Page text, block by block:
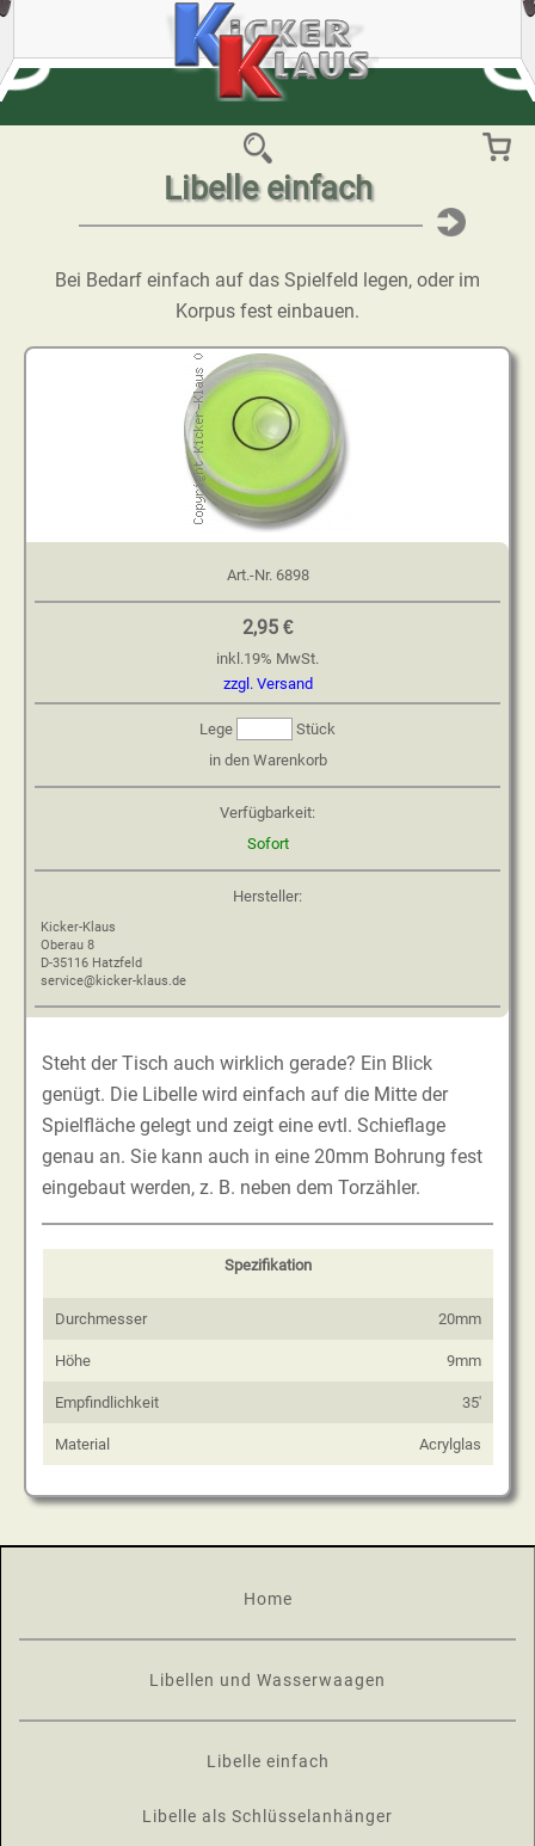
Libelle einfach
Bei Bedarf einfach auf das Spielfeld legen, oder im
Korpus fest einbauen.
Steht der Tisch auch wirklich gerade? Ein Blick
genügt. Die Libelle wird einfach auf die Mitte der
Spielfläche gelegt und zeigt eine evtl. Schieflage
genau an. Sie kann auch in eine 20mm Bohrung fest
eingebaut werden, z. B. neben dem Torzähler.
Spezifikation
Durchmesser 20mm
Höhe 9mm
Empfindlichkeit 35'
Material Acrylglas
Art.-Nr. 6898
2,95 €
inkl.19% MwSt.
zzgl. Versand
Lege
Stück
in den Warenkorb
Verfügbarkeit:
Sofort
Hersteller:
Kicker-Klaus
Oberau 8
D-35116 Hatzfeld
service@kicker-klaus.de
Home
Libellen und Wasserwaagen
Libelle einfach
Libelle als Schlüsselanhänger